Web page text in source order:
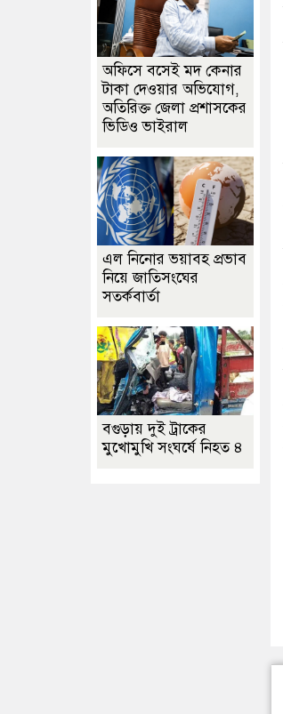
অফিসে বসেই মদ কেনার
টাকা দেওয়ার অভিযোগ,
অতিরিক্ত জেলা প্রশাসকের
ভিডিও ভাইরাল
এল নিনোর ভয়াবহ প্রভাব
নিয়ে জাতিসংঘের
সতর্কবার্তা
বগুড়ায় দুই ট্রাকের
মুখোমুখি সংঘর্ষে নিহত ৪